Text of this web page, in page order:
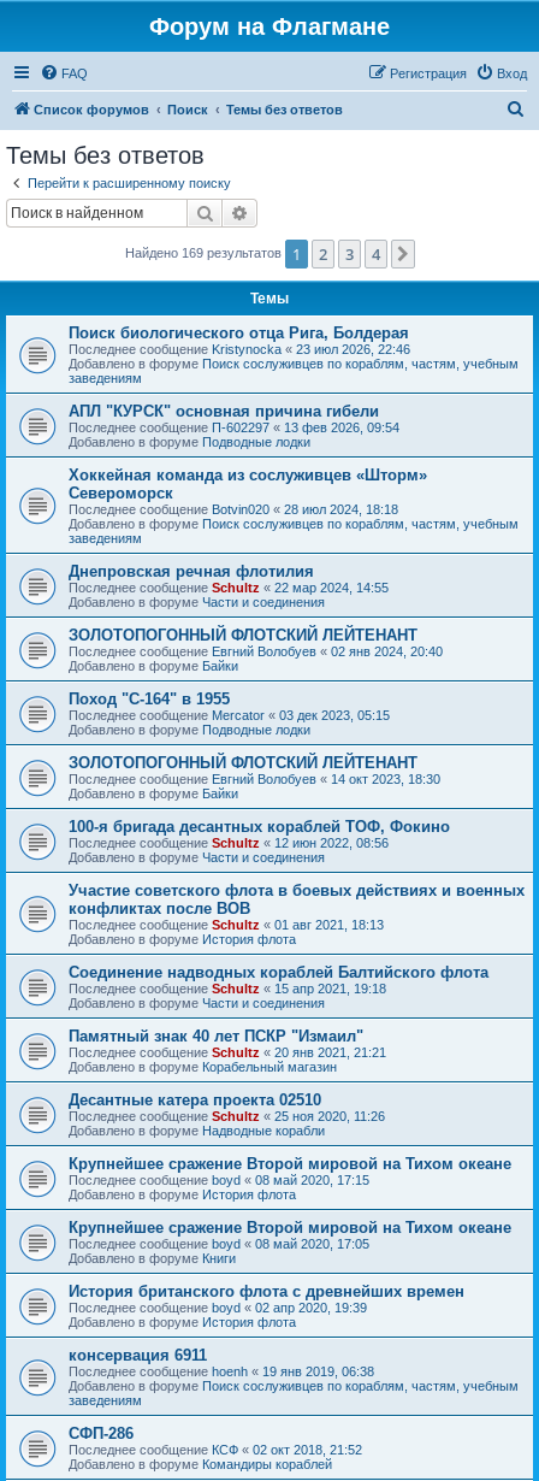
Форум на Флагмане
FAQ Вход
Регистрация
Список форумов Поиск Темы без ответов
Темы без ответов
Перейти к расширенному поиску
Поиск
Найдено 169 результатов 1 2 3 4
Темы
Поиск биологического отца Рига, Болдерая
Последнее сообщение Kristynocka « 23 июл 2026, 22:46
Добавлено в форуме Поиск сослуживцев по кораблям, частям, учебным
заведениям
АПЛ "КУРСК" основная причина гибели
Последнее сообщение П-602297 « 13 фев 2026, 09:54
Добавлено в форуме Подводные лодки
Хоккейная команда из сослуживцев «Шторм»
Североморск
Последнее сообщение Botvin020 « 28 июл 2024, 18:18
Добавлено в форуме Поиск сослуживцев по кораблям, частям, учебным
заведениям
Днепровская речная флотилия
Последнее сообщение Schultz « 22 мар 2024, 14:55
Добавлено в форуме Части и соединения
ЗОЛОТОПОГОННЫЙ ФЛОТСКИЙ ЛЕЙТЕНАНТ
Последнее сообщение Евгний Волобуев « 02 янв 2024, 20:40
Добавлено в форуме Байки
Поход "С-164" в 1955
Последнее сообщение Mercator « 03 дек 2023, 05:15
Добавлено в форуме Подводные лодки
ЗОЛОТОПОГОННЫЙ ФЛОТСКИЙ ЛЕЙТЕНАНТ
Последнее сообщение Евгний Волобуев « 14 окт 2023, 18:30
Добавлено в форуме Байки
100-я бригада десантных кораблей ТОФ, Фокино
Последнее сообщение Schultz « 12 июн 2022, 08:56
Добавлено в форуме Части и соединения
Участие советского флота в боевых действиях и военных
конфликтах после ВОВ
Последнее сообщение Schultz « 01 авг 2021, 18:13
Добавлено в форуме История флота
Соединение надводных кораблей Балтийского флота
Последнее сообщение Schultz « 15 апр 2021, 19:18
Добавлено в форуме Части и соединения
Памятный знак 40 лет ПСКР "Измаил"
Последнее сообщение Schultz « 20 янв 2021, 21:21
Добавлено в форуме Корабельный магазин
Десантные катера проекта 02510
Последнее сообщение Schultz « 25 ноя 2020, 11:26
Добавлено в форуме Надводные корабли
Крупнейшее сражение Второй мировой на Тихом океане
Последнее сообщение boyd « 08 май 2020, 17:15
Добавлено в форуме История флота
Крупнейшее сражение Второй мировой на Тихом океане
Последнее сообщение boyd « 08 май 2020, 17:05
Добавлено в форуме Книги
История британского флота с древнейших времен
Последнее сообщение boyd « 02 апр 2020, 19:39
Добавлено в форуме История флота
консервация 6911
Последнее сообщение hoenh « 19 янв 2019, 06:38
Добавлено в форуме Поиск сослуживцев по кораблям, частям, учебным
заведениям
СФП-286
Последнее сообщение КСФ « 02 окт 2018, 21:52
Добавлено в форуме Командиры кораблей